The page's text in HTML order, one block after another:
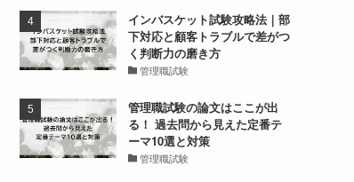
インバスケット試験攻略法｜部
下対応と顧客トラブルで差がつ
く判断力の磨き方
管理職試験
管理職試験の論文はここが出
る！ 過去問から見えた定番テ
ーマ10選と対策
管理職試験